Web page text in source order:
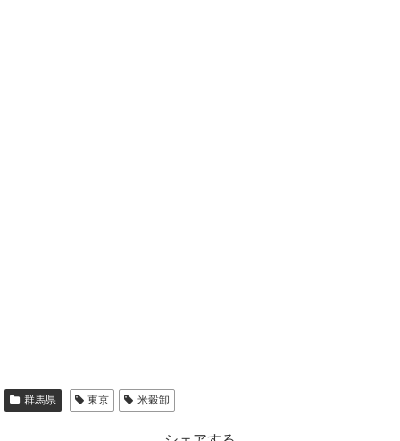
群馬県 東京 米穀卸